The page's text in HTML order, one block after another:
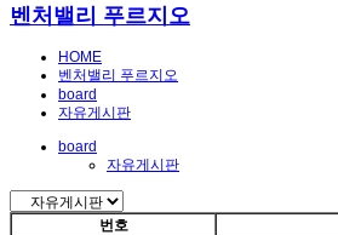
벤처밸리 푸르지오
HOME
벤처밸리 푸르지오
board
자유게시판
board
자유게시판
번호